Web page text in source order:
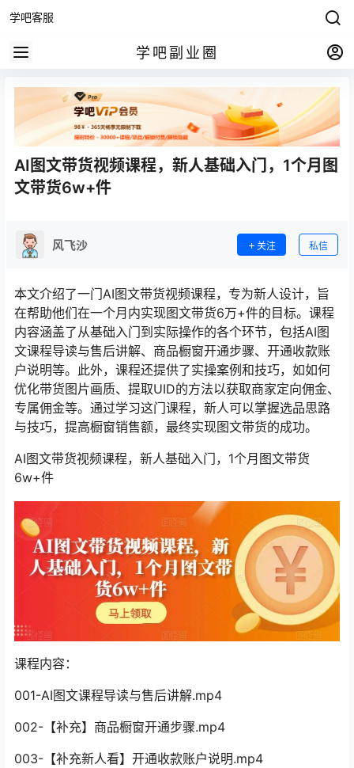
学吧客服
学吧副业圈
AI图文带货视频课程，新人基础入门，1个月图
文带货6w+件
风飞沙 关注 私信
本文介绍了一门AI图文带货视频课程，专为新人设计，旨
在帮助他们在一个月内实现图文带货6万+件的目标。课程
内容涵盖了从基础入门到实际操作的各个环节，包括AI图
文课程导读与售后讲解、商品橱窗开通步骤、开通收款账
户说明等。此外，课程还提供了实操案例和技巧，如如何
优化带货图片画质、提取UID的方法以获取商家定向佣金、
专属佣金等。通过学习这门课程，新人可以掌握选品思路
与技巧，提高橱窗销售额，最终实现图文带货的成功。
AI图文带货视频课程，新人基础入门，1个月图文带货
6w+件
课程内容：
001-AI图文课程导读与售后讲解.mp4
002-【补充】商品橱窗开通步骤.mp4
003-【补充新人看】开通收款账户说明.mp4